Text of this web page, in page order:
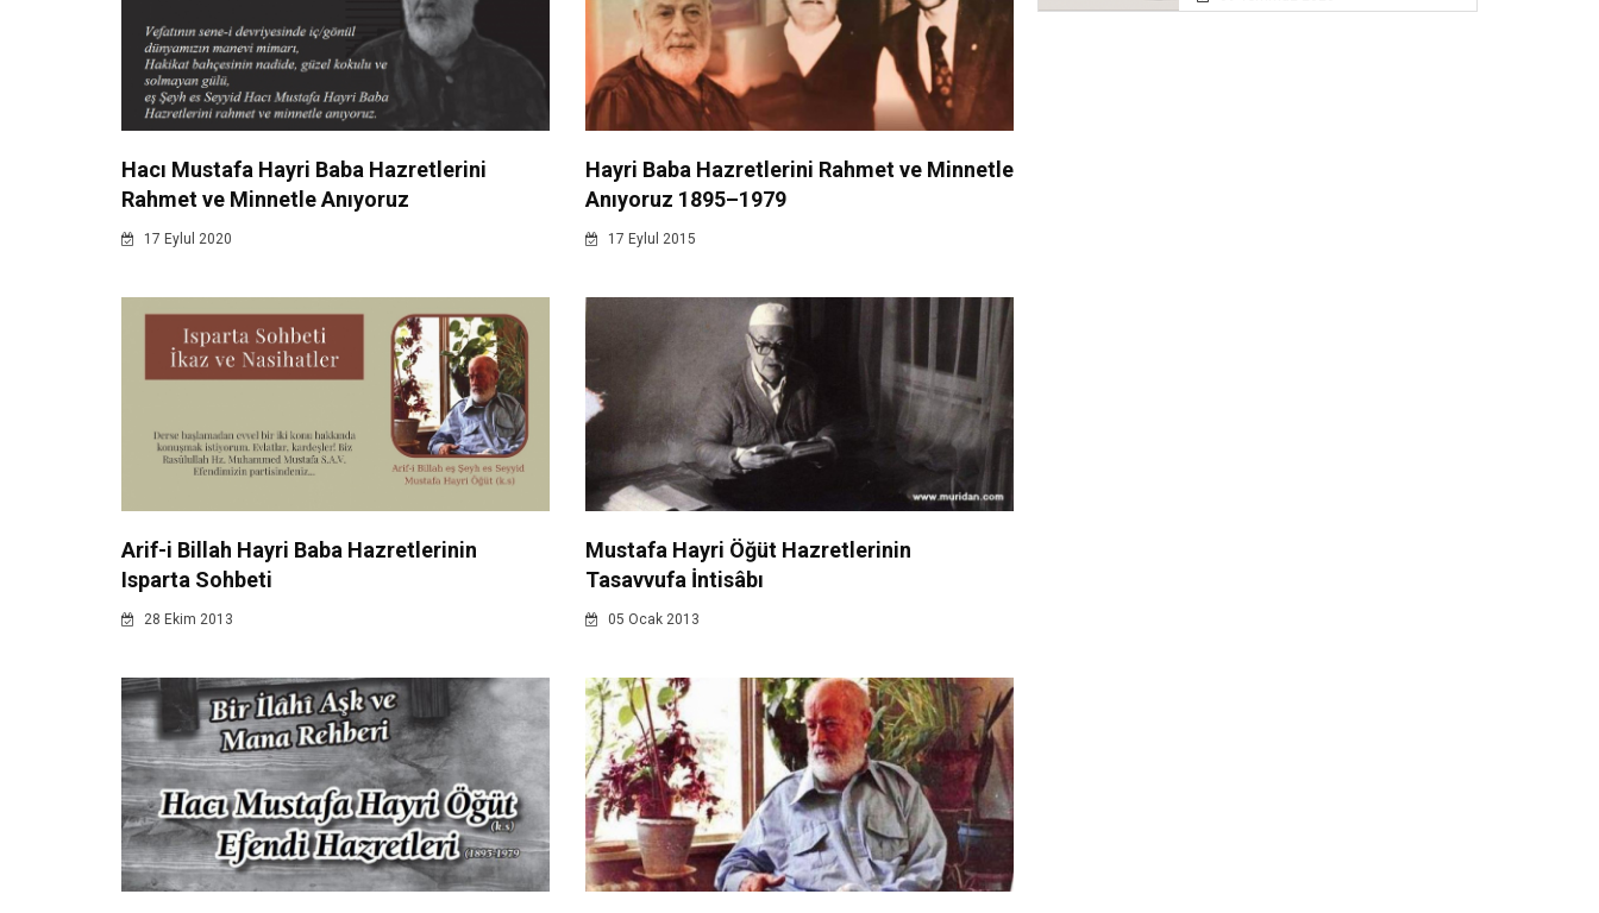
Hacı Mustafa Hayri Baba Hazretlerini
Rahmet ve Minnetle Anıyoruz
17 Eylul 2020
Hayri Baba Hazretlerini Rahmet ve Minnetle
Anıyoruz 1895–1979
17 Eylul 2015
Arif-i Billah Hayri Baba Hazretlerinin
Isparta Sohbeti
28 Ekim 2013
Mustafa Hayri Öğüt Hazretlerinin
Tasavvufa İntisâbı
05 Ocak 2013